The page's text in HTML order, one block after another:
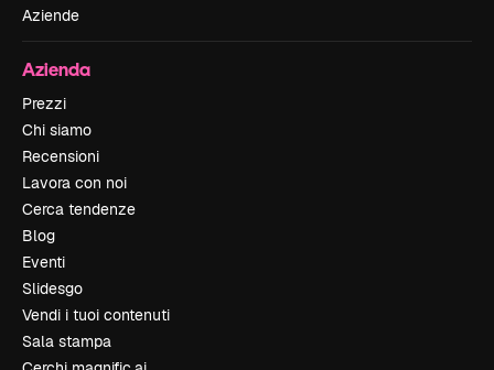
Aziende
Azienda
Prezzi
Chi siamo
Recensioni
Lavora con noi
Cerca tendenze
Blog
Eventi
Slidesgo
Vendi i tuoi contenuti
Sala stampa